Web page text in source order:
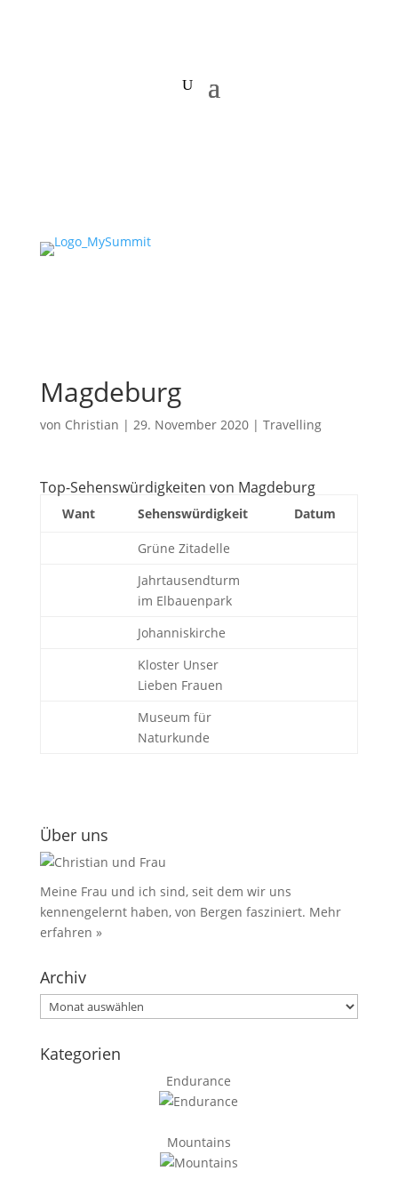
Magdeburg
von Christian | 29. November 2020| Travelling
Top-Sehenswürdigkeiten von Magdeburg
Want Sehenswürdigkeit Datum
Grüne Zitadelle
Jahrtausendturm
im Elbauenpark
Johanniskirche
Kloster Unser
Lieben Frauen
Museum für
Naturkunde
Über uns
Meine Frau und ich sind, seit dem wir uns
kennengelernt haben, von Bergen fasziniert. Mehr
erfahren »
Archiv
Archiv
Kategorien
Endurance
Mountains